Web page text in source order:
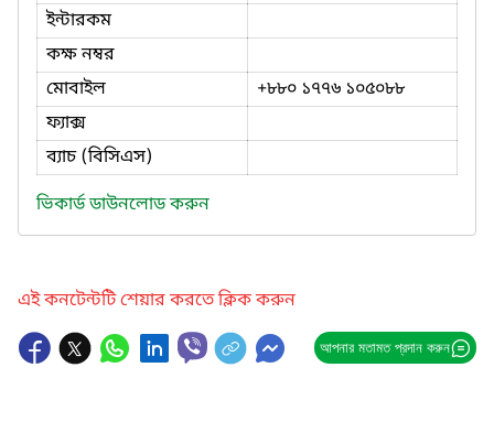
ইন্টারকম
কক্ষ নম্বর
মোবাইল
+৮৮০ ১৭৭৬ ১০৫০৮৮
ফ্যাক্স
ব্যাচ (বিসিএস)
ভিকার্ড ডাউনলোড করুন
এই কনটেন্টটি শেয়ার করতে ক্লিক করুন
আপনার মতামত প্রদান করুন